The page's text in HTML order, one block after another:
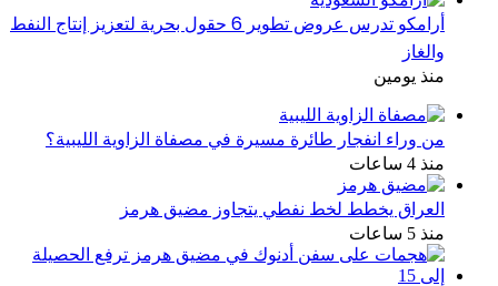
أرامكو تدرس عروض تطوير 6 حقول بحرية لتعزيز إنتاج النفط
والغاز
منذ يومين
من وراء انفجار طائرة مسيرة في مصفاة الزاوية الليبية؟
منذ 4 ساعات
العراق يخطط لخط نفطي يتجاوز مضيق هرمز
منذ 5 ساعات